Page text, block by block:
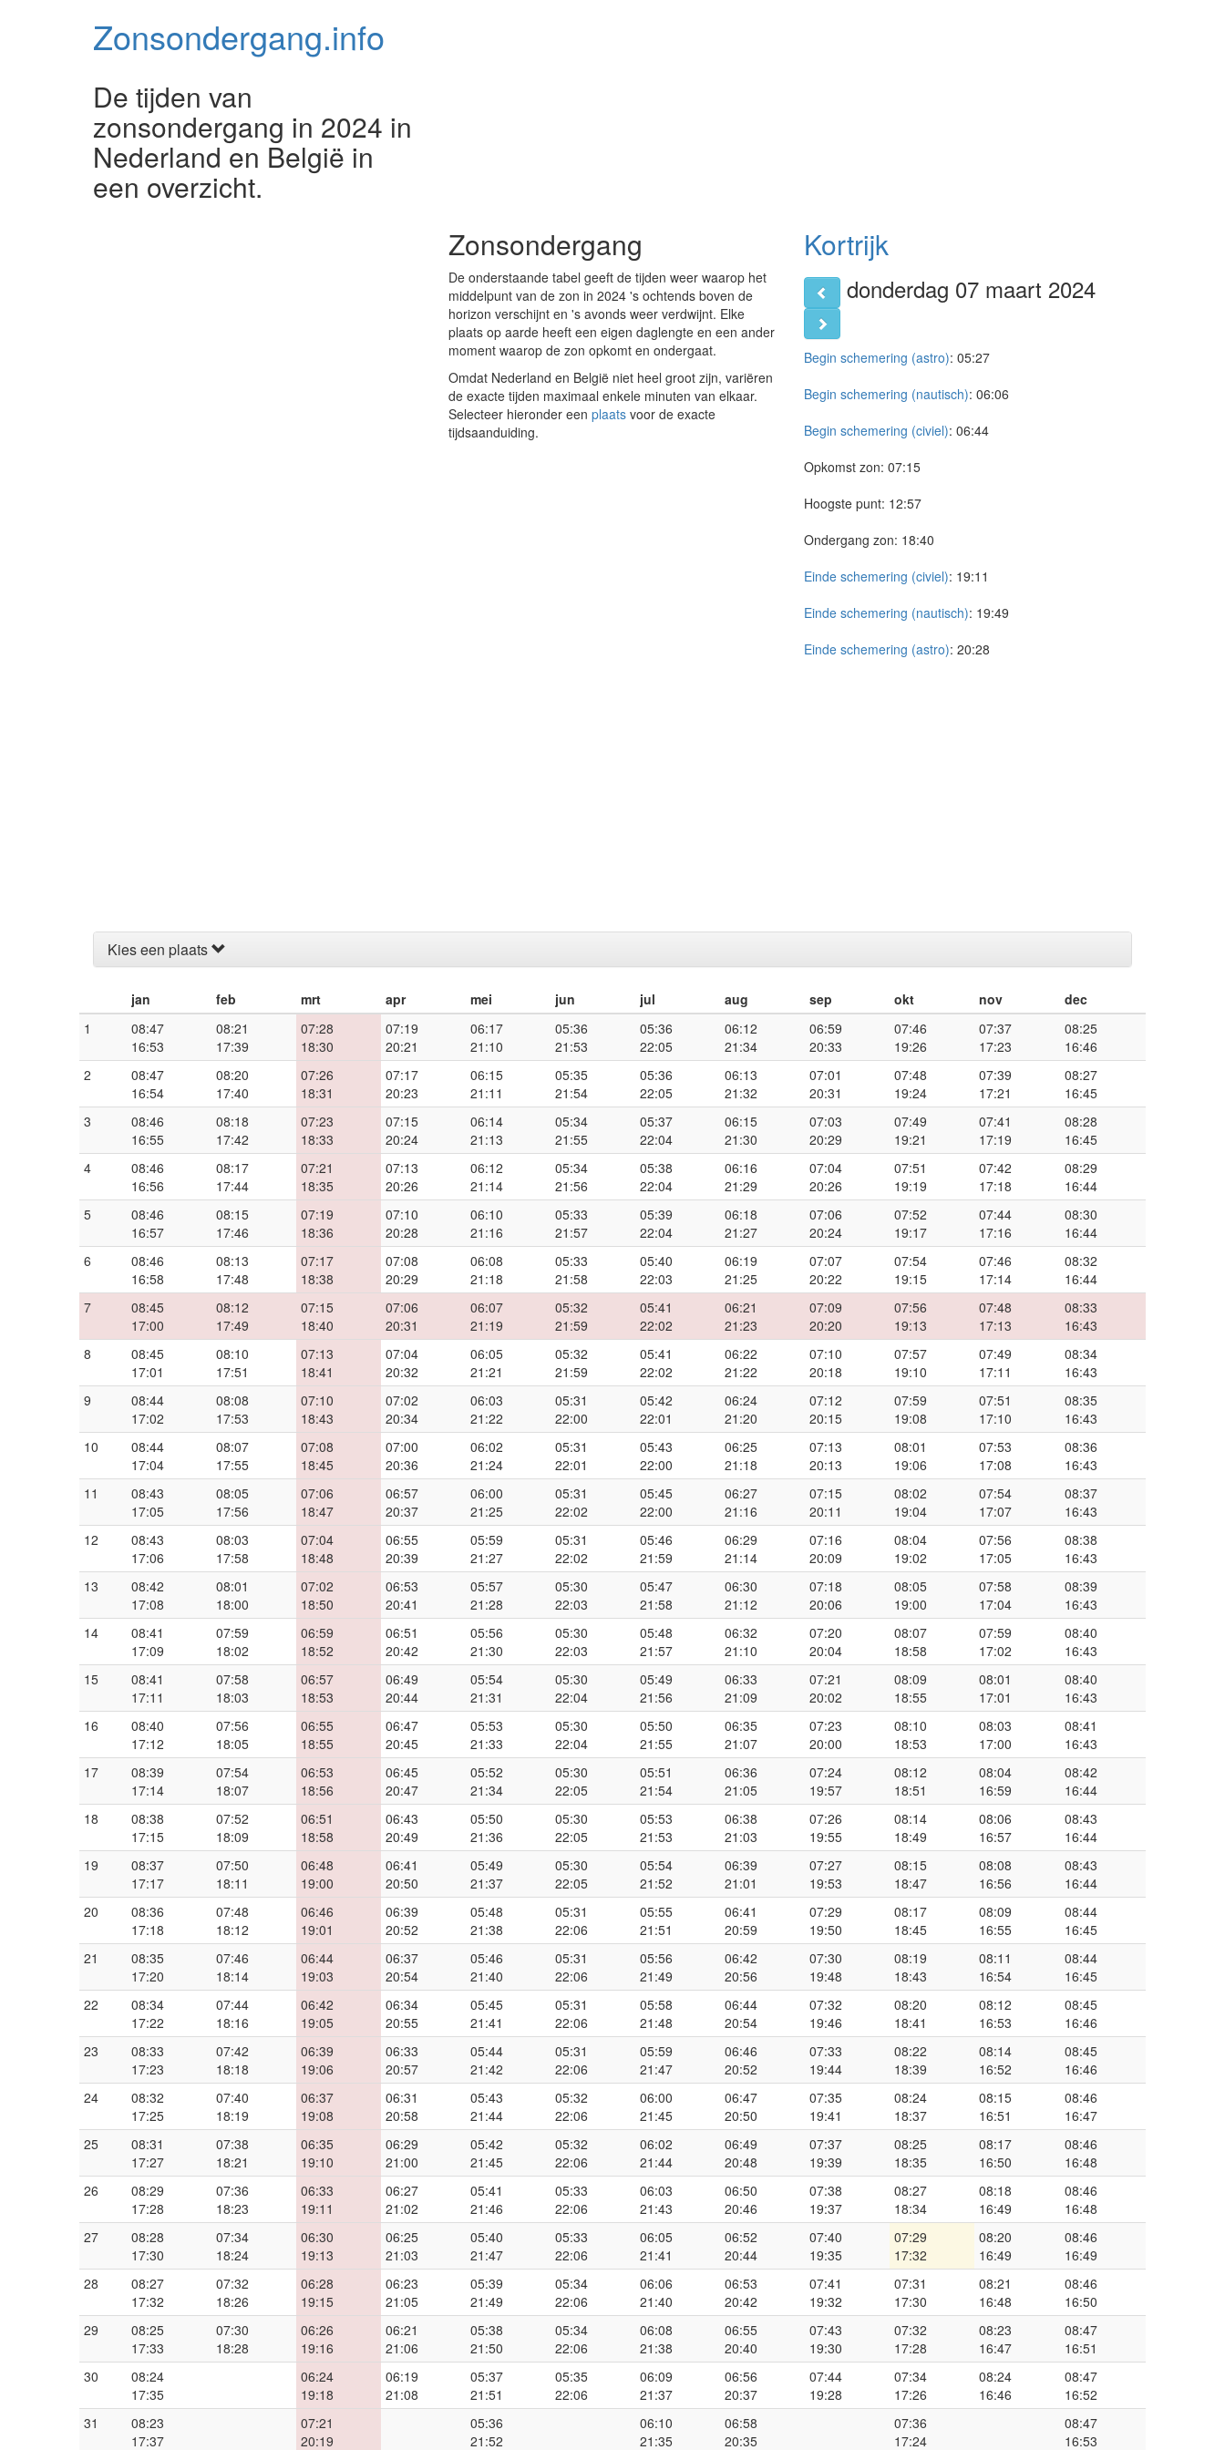
Zonsondergang.info
De tijden van
zonsondergang in 2024 in
Nederland en België in
een overzicht.
Zonsondergang
De onderstaande tabel geeft de tijden weer waarop het
middelpunt van de zon in 2024 's ochtends boven de
horizon verschijnt en 's avonds weer verdwijnt. Elke
plaats op aarde heeft een eigen daglengte en een ander
moment waarop de zon opkomt en ondergaat.
Omdat Nederland en België niet heel groot zijn, variëren
de exacte tijden maximaal enkele minuten van elkaar.
Selecteer hieronder een plaats voor de exacte
tijdsaanduiding.
Kortrijk
donderdag 07 maart 2024
Begin schemering (astro): 05:27
Begin schemering (nautisch): 06:06
Begin schemering (civiel): 06:44
Opkomst zon: 07:15
Hoogste punt: 12:57
Ondergang zon: 18:40
Einde schemering (civiel): 19:11
Einde schemering (nautisch): 19:49
Einde schemering (astro): 20:28
Kies een plaats
jan feb mrt apr mei jun jul aug sep okt nov
dec
1
08:47
16:53
08:21
17:39
07:28
18:30
07:19
20:21
06:17
21:10
05:36
21:53
05:36
22:05
06:12
21:34
06:59
20:33
07:46
19:26
07:37
17:23
08:25
16:46
2
08:47
16:54
08:20
17:40
07:26
18:31
07:17
20:23
06:15
21:11
05:35
21:54
05:36
22:05
06:13
21:32
07:01
20:31
07:48
19:24
07:39
17:21
08:27
16:45
3
08:46
16:55
08:18
17:42
07:23
18:33
07:15
20:24
06:14
21:13
05:34
21:55
05:37
22:04
06:15
21:30
07:03
20:29
07:49
19:21
07:41
17:19
08:28
16:45
4
08:46
16:56
08:17
17:44
07:21
18:35
07:13
20:26
06:12
21:14
05:34
21:56
05:38
22:04
06:16
21:29
07:04
20:26
07:51
19:19
07:42
17:18
08:29
16:44
5
08:46
16:57
08:15
17:46
07:19
18:36
07:10
20:28
06:10
21:16
05:33
21:57
05:39
22:04
06:18
21:27
07:06
20:24
07:52
19:17
07:44
17:16
08:30
16:44
6
08:46
16:58
08:13
17:48
07:17
18:38
07:08
20:29
06:08
21:18
05:33
21:58
05:40
22:03
06:19
21:25
07:07
20:22
07:54
19:15
07:46
17:14
08:32
16:44
7
08:45
17:00
08:12
17:49
07:15
18:40
07:06
20:31
06:07
21:19
05:32
21:59
05:41
22:02
06:21
21:23
07:09
20:20
07:56
19:13
07:48
17:13
08:33
16:43
8
08:45
17:01
08:10
17:51
07:13
18:41
07:04
20:32
06:05
21:21
05:32
21:59
05:41
22:02
06:22
21:22
07:10
20:18
07:57
19:10
07:49
17:11
08:34
16:43
9
08:44
17:02
08:08
17:53
07:10
18:43
07:02
20:34
06:03
21:22
05:31
22:00
05:42
22:01
06:24
21:20
07:12
20:15
07:59
19:08
07:51
17:10
08:35
16:43
10
08:44
17:04
08:07
17:55
07:08
18:45
07:00
20:36
06:02
21:24
05:31
22:01
05:43
22:00
06:25
21:18
07:13
20:13
08:01
19:06
07:53
17:08
08:36
16:43
11
08:43
17:05
08:05
17:56
07:06
18:47
06:57
20:37
06:00
21:25
05:31
22:02
05:45
22:00
06:27
21:16
07:15
20:11
08:02
19:04
07:54
17:07
08:37
16:43
12
08:43
17:06
08:03
17:58
07:04
18:48
06:55
20:39
05:59
21:27
05:31
22:02
05:46
21:59
06:29
21:14
07:16
20:09
08:04
19:02
07:56
17:05
08:38
16:43
13
08:42
17:08
08:01
18:00
07:02
18:50
06:53
20:41
05:57
21:28
05:30
22:03
05:47
21:58
06:30
21:12
07:18
20:06
08:05
19:00
07:58
17:04
08:39
16:43
14
08:41
17:09
07:59
18:02
06:59
18:52
06:51
20:42
05:56
21:30
05:30
22:03
05:48
21:57
06:32
21:10
07:20
20:04
08:07
18:58
07:59
17:02
08:40
16:43
15
08:41
17:11
07:58
18:03
06:57
18:53
06:49
20:44
05:54
21:31
05:30
22:04
05:49
21:56
06:33
21:09
07:21
20:02
08:09
18:55
08:01
17:01
08:40
16:43
16
08:40
17:12
07:56
18:05
06:55
18:55
06:47
20:45
05:53
21:33
05:30
22:04
05:50
21:55
06:35
21:07
07:23
20:00
08:10
18:53
08:03
17:00
08:41
16:43
17
08:39
17:14
07:54
18:07
06:53
18:56
06:45
20:47
05:52
21:34
05:30
22:05
05:51
21:54
06:36
21:05
07:24
19:57
08:12
18:51
08:04
16:59
08:42
16:44
18
08:38
17:15
07:52
18:09
06:51
18:58
06:43
20:49
05:50
21:36
05:30
22:05
05:53
21:53
06:38
21:03
07:26
19:55
08:14
18:49
08:06
16:57
08:43
16:44
19
08:37
17:17
07:50
18:11
06:48
19:00
06:41
20:50
05:49
21:37
05:30
22:05
05:54
21:52
06:39
21:01
07:27
19:53
08:15
18:47
08:08
16:56
08:43
16:44
20
08:36
17:18
07:48
18:12
06:46
19:01
06:39
20:52
05:48
21:38
05:31
22:06
05:55
21:51
06:41
20:59
07:29
19:50
08:17
18:45
08:09
16:55
08:44
16:45
21
08:35
17:20
07:46
18:14
06:44
19:03
06:37
20:54
05:46
21:40
05:31
22:06
05:56
21:49
06:42
20:56
07:30
19:48
08:19
18:43
08:11
16:54
08:44
16:45
22
08:34
17:22
07:44
18:16
06:42
19:05
06:34
20:55
05:45
21:41
05:31
22:06
05:58
21:48
06:44
20:54
07:32
19:46
08:20
18:41
08:12
16:53
08:45
16:46
23
08:33
17:23
07:42
18:18
06:39
19:06
06:33
20:57
05:44
21:42
05:31
22:06
05:59
21:47
06:46
20:52
07:33
19:44
08:22
18:39
08:14
16:52
08:45
16:46
24
08:32
17:25
07:40
18:19
06:37
19:08
06:31
20:58
05:43
21:44
05:32
22:06
06:00
21:45
06:47
20:50
07:35
19:41
08:24
18:37
08:15
16:51
08:46
16:47
25
08:31
17:27
07:38
18:21
06:35
19:10
06:29
21:00
05:42
21:45
05:32
22:06
06:02
21:44
06:49
20:48
07:37
19:39
08:25
18:35
08:17
16:50
08:46
16:48
26
08:29
17:28
07:36
18:23
06:33
19:11
06:27
21:02
05:41
21:46
05:33
22:06
06:03
21:43
06:50
20:46
07:38
19:37
08:27
18:34
08:18
16:49
08:46
16:48
27
08:28
17:30
07:34
18:24
06:30
19:13
06:25
21:03
05:40
21:47
05:33
22:06
06:05
21:41
06:52
20:44
07:40
19:35
07:29
17:32
08:20
16:49
08:46
16:49
28
08:27
17:32
07:32
18:26
06:28
19:15
06:23
21:05
05:39
21:49
05:34
22:06
06:06
21:40
06:53
20:42
07:41
19:32
07:31
17:30
08:21
16:48
08:46
16:50
29
08:25
17:33
07:30
18:28
06:26
19:16
06:21
21:06
05:38
21:50
05:34
22:06
06:08
21:38
06:55
20:40
07:43
19:30
07:32
17:28
08:23
16:47
08:47
16:51
30
08:24
17:35
06:24
19:18
06:19
21:08
05:37
21:51
05:35
22:06
06:09
21:37
06:56
20:37
07:44
19:28
07:34
17:26
08:24
16:46
08:47
16:52
31
08:23
17:37
07:21
20:19
05:36
21:52
06:10
21:35
06:58
20:35
07:36
17:24
08:47
16:53